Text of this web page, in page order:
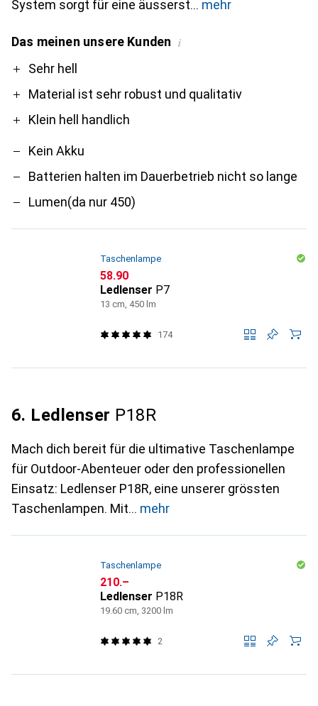
System sorgt für eine äusserst mehr
Das meinen unsere Kunden i
ProSehr hell
Material ist sehr robust und qualitativ
Klein hell handlich
Contra
Kein Akku
Batterien halten im Dauerbetrieb nicht so lange
Lumen(da nur 450)
Taschenlampe
CHF
58.90
Ledlenser P7
13 cm, 450 lm
174
6. Ledlenser P18R
Mach dich bereit für die ultimative Taschenlampe
für Outdoor-Abenteuer oder den professionellen
Einsatz: Ledlenser P18R, eine unserer grössten
Taschenlampen. Mit
mehr
Taschenlampe
CHF
210.–
Ledlenser P18R
19.60 cm, 3200 lm
2